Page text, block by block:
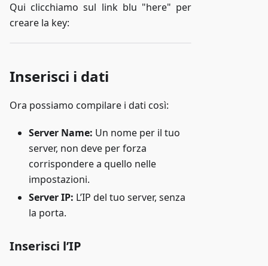
Qui clicchiamo sul link blu "here" per
creare la key:
Inserisci i dati
Ora possiamo compilare i dati così:
Server Name: Un nome per il tuo
server, non deve per forza
corrispondere a quello nelle
impostazioni.
Server IP: L’IP del tuo server, senza
la porta.
Inserisci l’IP